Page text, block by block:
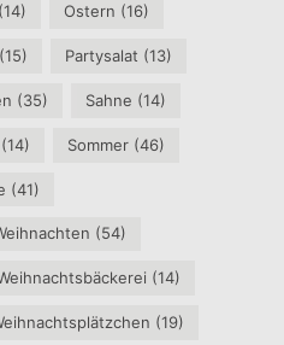
(14) Ostern (16)
(15) Partysalat (13)
(35) Sahne (14)
(14) Sommer(46)
(41)
(54)
(14)
(19)